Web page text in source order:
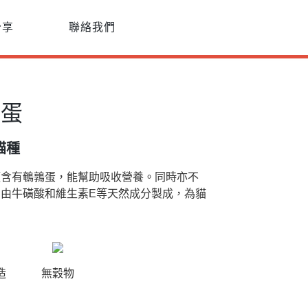
享 聯絡我們
種
有鵪鶉蛋，能幫助吸收營養。同時亦不
牛磺酸和維生素E等天然成分製成，為貓
無穀物